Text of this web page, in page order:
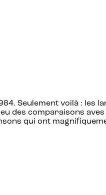
Seulement voilà : les
des comparaisons
qui ont